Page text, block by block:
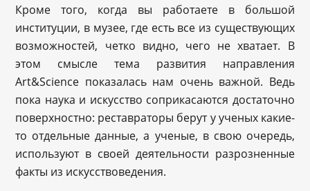
Кроме того, когда вы работаете в большой
институции, в музее, где есть все из существующих
возможностей, четко видно, чего не хватает. В
этом смысле тема развития направления
Art&Science показалась нам очень важной. Ведь
пока наука и искусство соприкасаются достаточно
поверхностно: реставраторы берут у ученых какие-
то отдельные данные, а ученые, в свою очередь,
используют в своей деятельности разрозненные
факты из искусствоведения.